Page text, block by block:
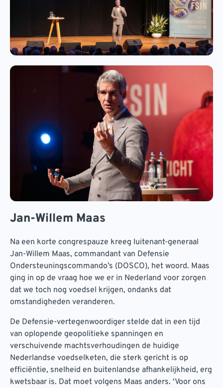
Jan-Willem Maas
Na een korte congrespauze kreeg luitenant-generaal
Jan-Willem Maas, commandant van Defensie
Ondersteuningscommando’s (DOSCO), het woord. Maas
ging in op de vraag hoe we er in Nederland voor zorgen
dat we toch nog voedsel krijgen, ondanks dat
omstandigheden veranderen.
De Defensie-vertegenwoordiger stelde dat in een tijd
van oplopende geopolitieke spanningen en
verschuivende machtsverhoudingen de huidige
Nederlandse voedselketen, die sterk gericht is op
efficiëntie, snelheid en buitenlandse afhankelijkheid, erg
kwetsbaar is. Dat moet volgens Maas anders. ‘Voor ons